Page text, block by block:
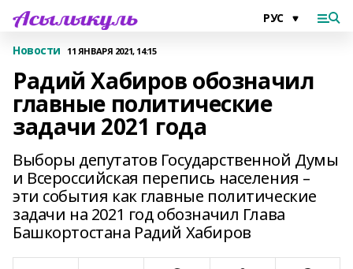
Новости 11 ЯНВАРЯ 2021, 14:15
Радий Хабиров обозначил
главные политические
задачи 2021 года
Выборы депутатов Государственной Думы
и Всероссийская перепись населения –
эти события как главные политические
задачи на 2021 год обозначил Глава
Башкортостана Радий Хабиров